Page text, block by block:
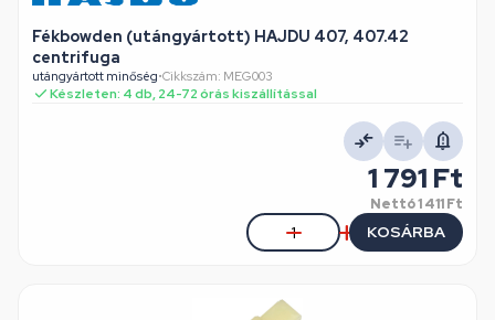
Fékbowden (utángyártott) HAJDU 407, 407.42
centrifuga
utángyártott minőség•Cikkszám: MEG003
Készleten: 4 db, 24-72 órás kiszállítással
1 791 Ft
Nettó1 411 Ft
KOSÁRBA